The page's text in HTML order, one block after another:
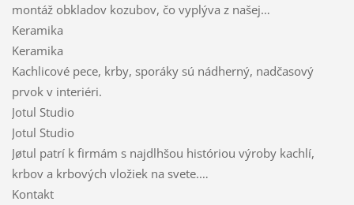
montáž obkladov kozubov, čo vyplýva z našej…
Keramika
Keramika
Kachlicové pece, krby, sporáky sú nádherný, nadčasový
prvok v interiéri.
Jotul Studio
Jotul Studio
Jøtul patrí k firmám s najdlhšou históriou výroby kachlí,
krbov a krbových vložiek na svete.…
Kontakt